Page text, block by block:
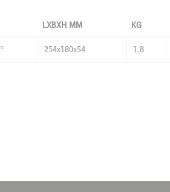
LXBXH MM KG
254x180x54 1,8